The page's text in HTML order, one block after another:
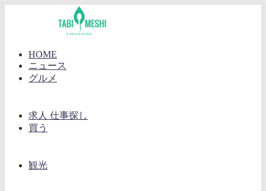
HOME
ニュース
グルメ
求人 仕事探し
買う
観光